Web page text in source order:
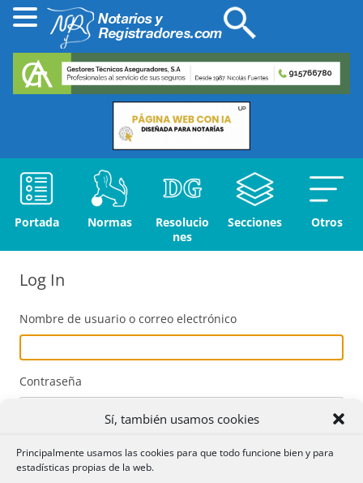
Sí, también usamos cookies
Principalmente usamos las cookies para que todo funcione bien y para
estadísticas propias de la web.
Portada Normas
Resolucio
nes
Secciones Otros
Log In
Nombre de usuario o correo electrónico
Contraseña